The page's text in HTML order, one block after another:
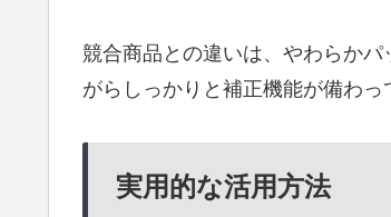
競合商品との違いは、やわらか
がらしっかりと補正機能が備わっ
実用的な活用方法